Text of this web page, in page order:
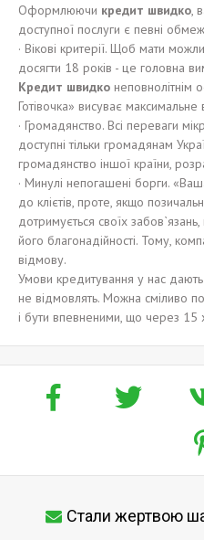
Оформлюючи кредит швидко,
доступної послуги є певні
· Вікові критерії. Щоб мати
досягти 18 років - це головна
Кредит швидко
Готівочка» висуває
· Громадянство. Всі переваги
доступні тільки громадянам
громадянство іншої країни,
· Минулі непогашені борги.
до клієтів, проте, якщо
дотримується своїх
його благонадійності. Тому,
відмову.
Умови кредитування у нас
не відмовлять. Можна сміливо
і бути впевненими, що через 15
Стали жертвою